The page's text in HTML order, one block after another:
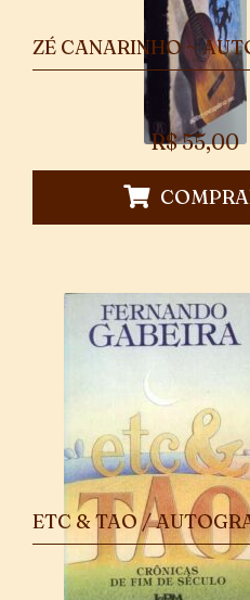
ZÉ CANARINHO ~
R$55,00
ETC & TAO /